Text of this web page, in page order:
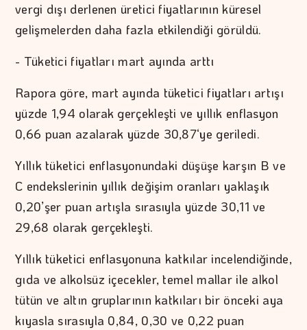
vergi dışı derlenen üretici fiyatlarının küresel
gelişmelerden daha fazla etkilendiği görüldü.
- Tüketici fiyatları mart ayında arttı
Rapora göre, mart ayında tüketici fiyatları artışı
yüzde 1,94 olarak gerçekleşti ve yıllık enflasyon
0,66 puan azalarak yüzde 30,87‘ye geriledi.
Yıllık tüketici enflasyonundaki düşüşe karşın B ve
C endekslerinin yıllık değişim oranları yaklaşık
0,20’şer puan artışla sırasıyla yüzde 30,11 ve
29,68 olarak gerçekleşti.
Yıllık tüketici enflasyonuna katkılar incelendiğinde,
gıda ve alkolsüz içecekler, temel mallar ile alkol
tütün ve altın gruplarının katkıları bir önceki aya
kıyasla sırasıyla 0,84, 0,30 ve 0,22 puan